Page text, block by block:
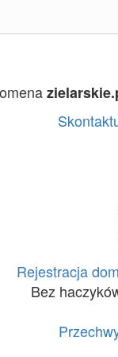
Rejestracja
Bez